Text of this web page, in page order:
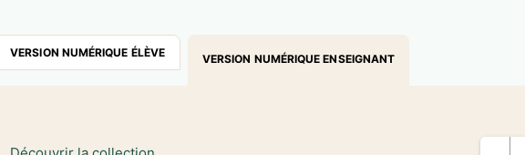
VERSION NUMÉRIQUE ÉLÈVE VERSION NUMÉRIQUE ENSEIGNANT